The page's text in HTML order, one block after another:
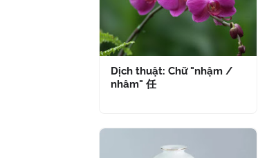
Dịch thuật: Chữ "nhậm /
nhâm" 任